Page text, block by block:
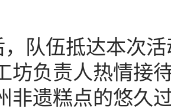
伍抵达本次
坊负责人热情接
非遗糕点的悠久